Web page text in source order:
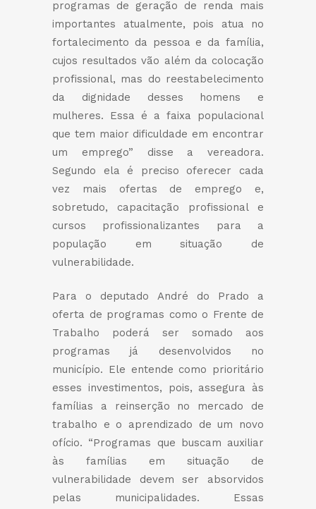
programas de geração de renda mais
importantes atualmente, pois atua no
fortalecimento da pessoa e da família,
cujos resultados vão além da colocação
profissional, mas do reestabelecimento
da dignidade desses homens e
mulheres. Essa é a faixa populacional
que tem maior dificuldade em encontrar
um emprego” disse a vereadora.
Segundo ela é preciso oferecer cada
vez mais ofertas de emprego e,
sobretudo, capacitação profissional e
cursos profissionalizantes para a
população em situação de
vulnerabilidade.
Para o deputado André do Prado a
oferta de programas como o Frente de
Trabalho poderá ser somado aos
programas já desenvolvidos no
município. Ele entende como prioritário
esses investimentos, pois, assegura às
famílias a reinserção no mercado de
trabalho e o aprendizado de um novo
ofício. “Programas que buscam auxiliar
às famílias em situação de
vulnerabilidade devem ser absorvidos
pelas municipalidades. Essas